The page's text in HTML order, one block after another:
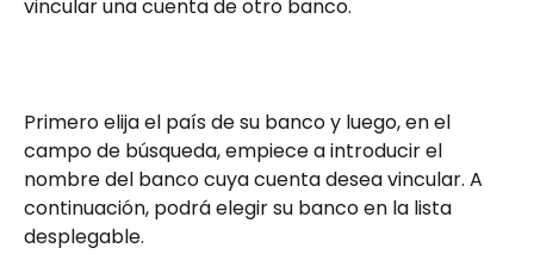
vincular una cuenta de otro banco.
Primero elija el país de su banco y luego, en el
campo de búsqueda, empiece a introducir el
nombre del banco cuya cuenta desea vincular. A
continuación, podrá elegir su banco en la lista
desplegable.